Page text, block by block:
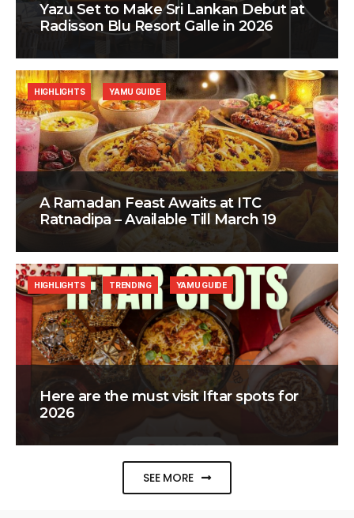
Yazu Set to Make Sri Lankan Debut at
Radisson Blu Resort Galle in 2026
A Ramadan Feast Awaits at ITC
Ratnadipa – Available Till March 19
HIGHLIGHTS YAMU GUIDE
Here are the must visit Iftar spots for
2026
HIGHLIGHTS TRENDING YAMU GUIDE
SEE MORE